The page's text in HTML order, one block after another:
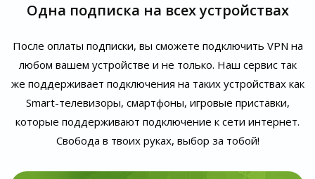
Одна подписка на всех устройствах
После оплаты подписки, вы сможете подключить VPN на
любом вашем устройстве и не только. Наш сервис так
же поддерживает подключения на таких устройствах как
Smart-телевизоры, смартфоны, игровые приставки,
которые поддерживают подключение к сети интернет.
Свобода в твоих руках, выбор за тобой!